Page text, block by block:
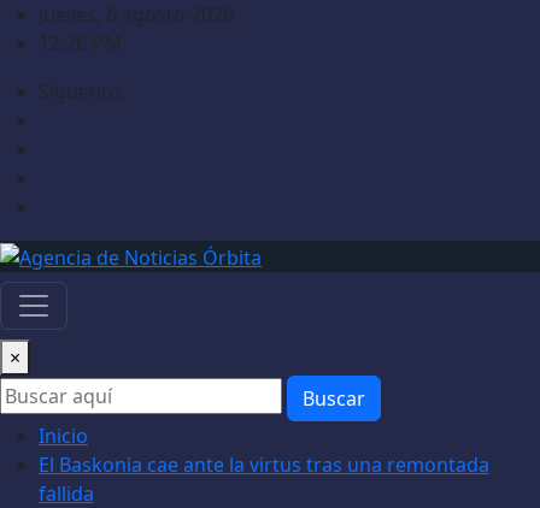
Saltarjueves, 6 agosto 2026
12:26 PM
Síguenos
×
Buscar
Inicio
El Baskonia cae ante la virtus tras una remontada
fallida